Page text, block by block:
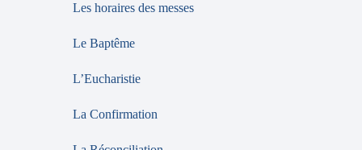
Les horaires des messes
Le Baptême
L’Eucharistie
La Confirmation